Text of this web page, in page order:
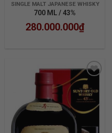
SINGLE MALT JAPANESE WHISKY
700 ML / 43%
280.000.000₫
ADD TO
WISHLIST